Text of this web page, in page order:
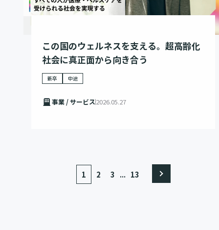
この国のウェルネスを支える。超高齢化
社会に真正面から向き合う
新卒 中途
事業 / サービス2026.05.27
1 2 3 ... 13